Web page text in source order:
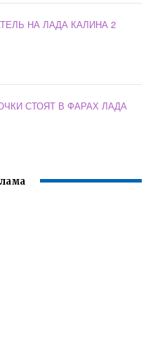
НА ЛАДА КАЛИНА 2
СТОЯТ В ФАРАХ ЛАДА